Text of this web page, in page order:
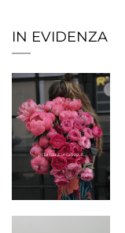
IN EVIDENZA